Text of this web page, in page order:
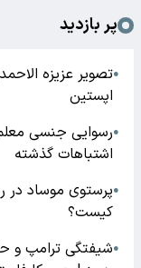
پر بازدید
●تصویر عزیزه
اپستین
●
اشتباهات گذشته
●پرستوی موساد در
کیست؟
●شیفتگی ترامپ و